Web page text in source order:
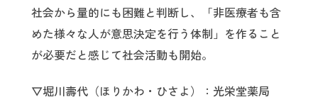
社会から量的にも困難と判断し、「非医療者も含
めた様々な人が意思決定を行う体制」を作ること
が必要だと感じて社会活動も開始。
▽堀川壽代（ほりかわ・ひさよ）：光栄堂薬局